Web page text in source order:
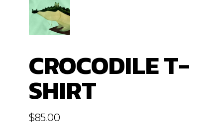
CROCODILE T-
SHIRT
$85.00